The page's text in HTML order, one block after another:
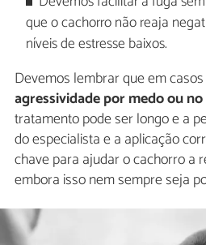
que o cachorro não reaja
níveis de estresse baixos.
Devemos lembrar que em
agressividade por medo ou
tratamento pode ser longo e a
do especialista e a aplicação
chave para ajudar o cachorro a
embora isso nem sempre seja